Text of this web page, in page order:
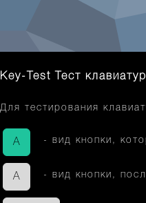
Key-Test Тест
Для тестирования
A - вид кнопки,
A - вид кнопки,